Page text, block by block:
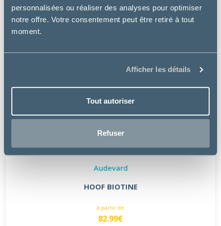
personnalisées ou réaliser des analyses pour optimiser
notre offre. Votre consentement peut être retiré à tout
moment.
Afficher les détails
Tout autoriser
Refuser
Audevard
HOOF BIOTINE
à partir de
82.99€